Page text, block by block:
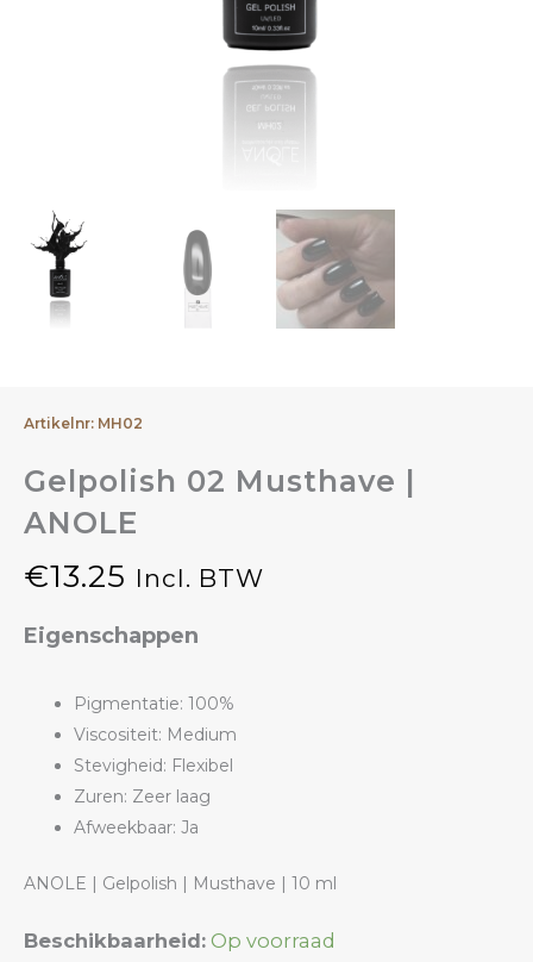
Artikelnr: MH02
Gelpolish 02 Musthave |
ANOLE
€13.25 Incl. BTW
Eigenschappen
Pigmentatie: 100%
Viscositeit: Medium
Stevigheid: Flexibel
Zuren: Zeer laag
Afweekbaar: Ja
ANOLE | Gelpolish | Musthave | 10 ml
Beschikbaarheid: Op voorraad
Gelpolish